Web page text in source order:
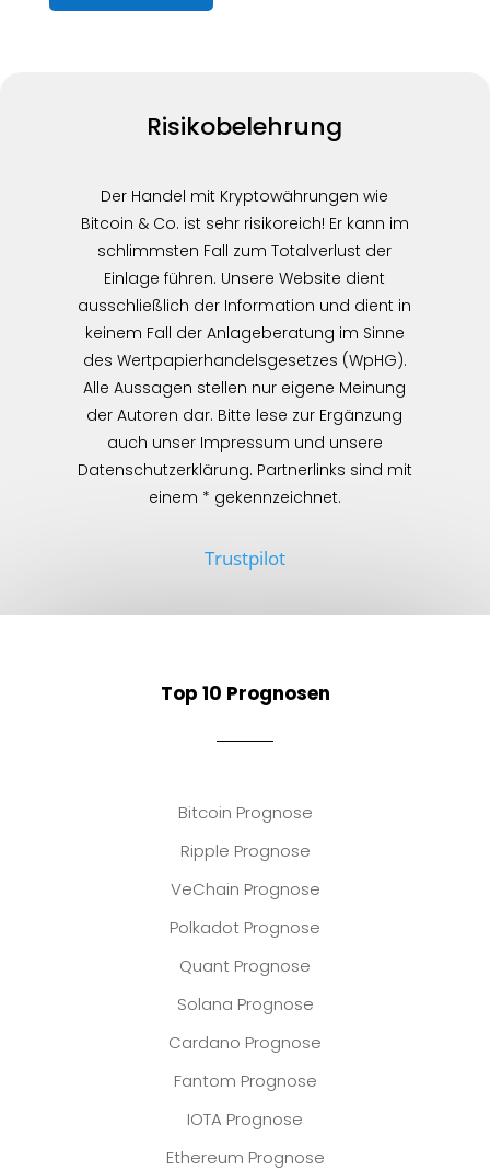
Risikobelehrung
Der Handel mit Kryptowährungen wie
Bitcoin & Co. ist sehr risikoreich! Er kann im
schlimmsten Fall zum Totalverlust der
Einlage führen. Unsere Website dient
ausschließlich der Information und dient in
keinem Fall der Anlageberatung im Sinne
des Wertpapierhandelsgesetzes (WpHG).
Alle Aussagen stellen nur eigene Meinung
der Autoren dar. Bitte lese zur Ergänzung
auch unser Impressum und unsere
Datenschutzerklärung. Partnerlinks sind mit
einem * gekennzeichnet.
Trustpilot
Top 10 Prognosen
Bitcoin Prognose
Ripple Prognose
VeChain Prognose
Polkadot Prognose
Quant Prognose
Solana Prognose
Cardano Prognose
Fantom Prognose
IOTA Prognose
Ethereum Prognose